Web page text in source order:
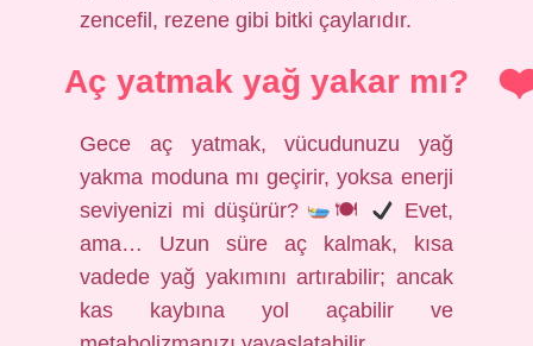
zencefil, rezene gibi bitki çaylarıdır.
Aç yatmak yağ yakar mı?
Gece aç yatmak, vücudunuzu yağ
yakma moduna mı geçirir, yoksa enerji
seviyenizi mi düşürür?
🍽
Evet,
ama… Uzun süre aç kalmak, kısa
vadede yağ yakımını artırabilir; ancak
kas kaybına yol açabilir ve